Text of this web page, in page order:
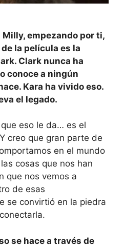
empezando por ti,
la película es la
Clark nunca ha
conoce a ningún
Kara ha vivido eso.
el legado.
eso le da… es el
creo que gran parte de
en el mundo
cosas que nos han
que nos vemos a
de esas
se convirtió en la piedra
se hace a través de